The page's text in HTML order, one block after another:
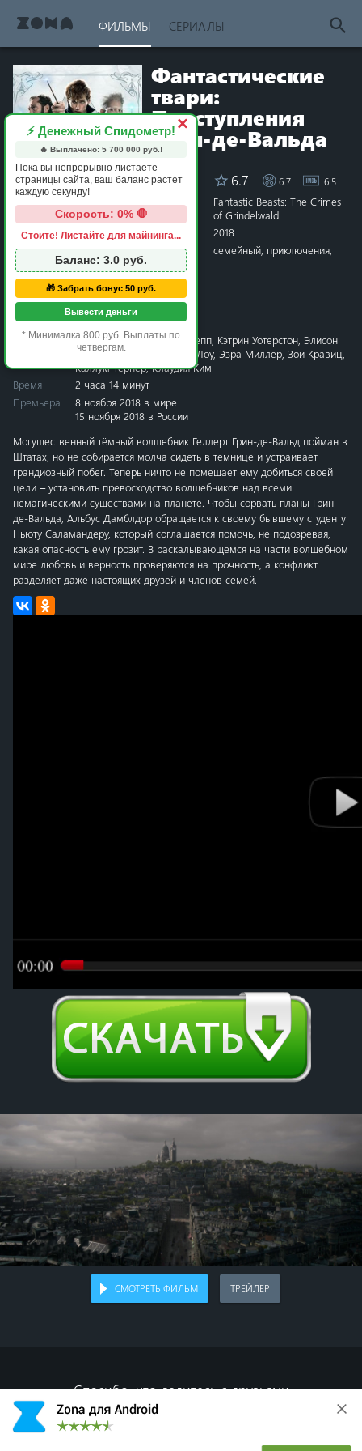
ФИЛЬМЫ СЕРИАЛЫ
10 stars
9 stars
8 stars
7 stars
6 stars
5 stars
4 stars
3 stars
2 stars
1 star
Фантастические
твари:
Преступления
Грин-де-Вальда
Рейтинг 6.7 6.7 6.5
Fantastic Beasts: The Crimes
of Grindelwald
Год
2018
Жанры
семейный приключения
фэнтези
Страна
США,Великобритания
Режиссёр
Дэвид Йейтс
Сценарий
Дж.К. Роулинг
Актёры
Эдди Редмэйн,Джонни Депп Кэтрин Уотерстон Элисон
Судол,Дэн Фоглер Джуд Лоу, Эзра Миллер Зои Кравиц
Каллум Тернер,Клаудия Ким
Время
2 часа 14 минут
Премьера
8 ноября 2018 в мире
15 ноября 2018 в России
Могущественный тёмный волшебник Геллерт Грин-де-Вальд пойман в
Штатах, но не собирается молча сидеть в темнице и устраивает
грандиозный побег. Теперь ничто не помешает ему добиться своей
цели – установить превосходство волшебников над всеми
немагическими существами на планете. Чтобы сорвать планы Грин-
де-Вальда, Альбус Дамблдор обращается к своему бывшему студенту
Ньюту Саламандеру, который соглашается помочь, не подозревая,
какая опасность ему грозит. В раскалывающемся на части волшебном
мире любовь и верность проверяются на прочность, а конфликт
разделяет даже настоящих друзей и членов семей.
СМОТРЕТЬ ФИЛЬМ ТРЕЙЛЕР
Спасибо, что делитесь с друзьями
×
⚡ Денежный Спидометр!
🔥 Выплачено: 5 700 000 руб.!
Пока вы непрерывно листаете
страницы сайта, ваш баланс растет
каждую секунду!
Скорость: 0% 🛑
Стоите! Листайте для майнинга...
Баланс: 3.0 руб.
🎁 Забрать бонус 50 руб.
Вывести деньги
* Минималка 800 руб. Выплаты по
четвергам.